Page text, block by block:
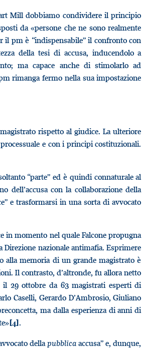
Mill dobbiamo condividere il principio
da «persone che ne sono realmente
il pm è “indispensabile” il confronto con
della tesi di accusa, inducendolo a
ma capace anche di stimolarlo ad
rimanga fermo nella sua impostazione
rispetto al giudice. La ulteriore
e con i principi costituzionali.
“parte” ed è quindi connaturale al
dell’accusa con la collaborazione della
e trasformarsi in una sorta di avvocato
in momento nel quale Falcone propugna
nazionale antimafia. Esprimere
alla memoria di un grande magistrato è
Il contrasto, d’altronde, fu allora netto
29 ottobre da 63 magistrati esperti di
Caselli, Gerardo D’Ambrosio, Giuliano
ma dalla esperienza di anni di
[4].
dellapubblicaaccusa” e, dunque,